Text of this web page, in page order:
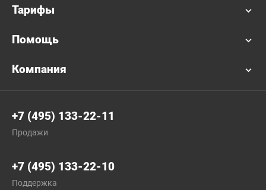
Тарифы
Помощь
Компания
+7 (495) 133-22-11
Продажи
+7 (495) 133-22-10
Поддержка